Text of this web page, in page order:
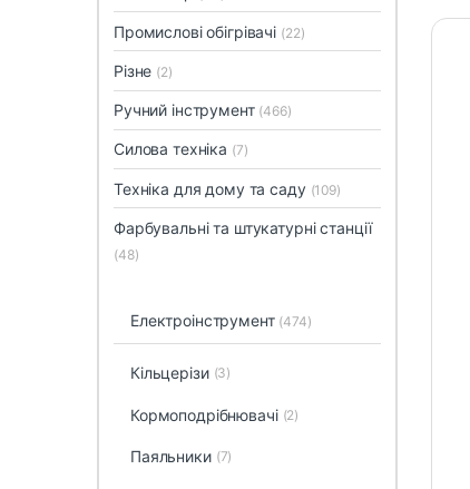
Промислові обігрівачі (22)
Різне (2)
Ручний інструмент (466)
Силова техніка (7)
Техніка для дому та саду (109)
Фарбувальні та штукатурні станції
(48)
Електроінструмент (474)
Кільцерізи (3)
Кормоподрібнювачі (2)
Паяльники (7)